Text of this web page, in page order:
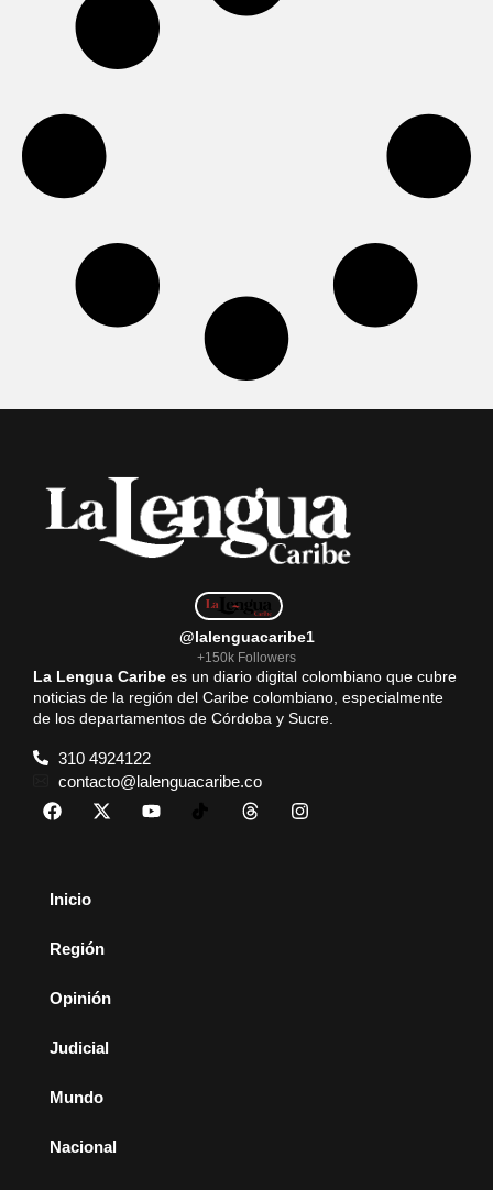
@lalenguacaribe1
+150k Followers
La Lengua Caribe es un diario digital colombiano que cubre
noticias de la región del Caribe colombiano, especialmente
de los departamentos de Córdoba y Sucre.
310 4924122
contacto@lalenguacaribe.co
Inicio
Región
Opinión
Judicial
Mundo
Nacional